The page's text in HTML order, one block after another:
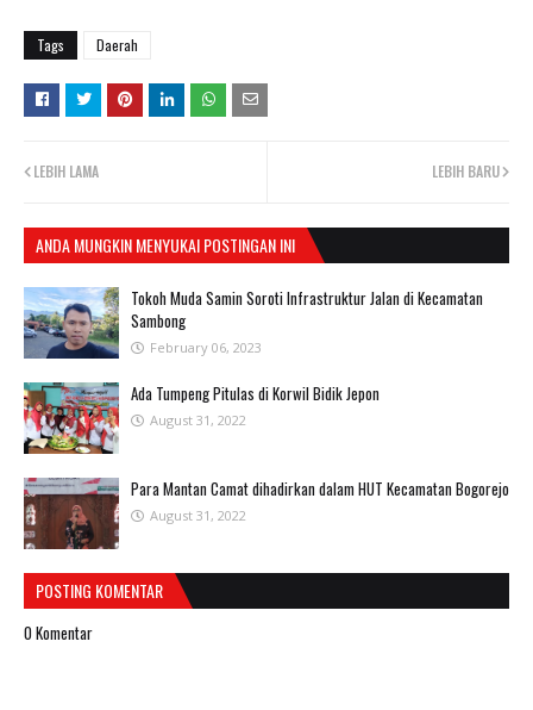
Tags Daerah
LEBIH BARU
LEBIH LAMA
ANDA MUNGKIN MENYUKAI POSTINGAN INI
Tokoh Muda Samin Soroti Infrastruktur Jalan di Kecamatan
Sambong
February 06, 2023
Ada Tumpeng Pitulas di Korwil Bidik Jepon
August 31, 2022
Para Mantan Camat dihadirkan dalam HUT Kecamatan Bogorejo
August 31, 2022
POSTING KOMENTAR
0 Komentar